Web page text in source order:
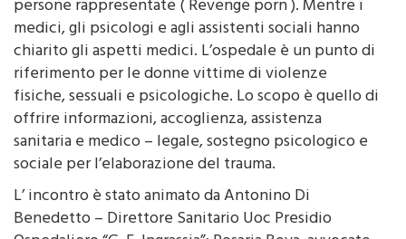
chiarito gli aspetti medici. L’ospedale è un punto di
riferimento per le donne vittime di violenze
fisiche, sessuali e psicologiche. Lo scopo è quello di
offrire informazioni, accoglienza, assistenza
sanitaria e medico – legale, sostegno psicologico e
sociale per l’elaborazione del trauma.
L’ incontro è stato animato da Antonino Di
Benedetto – Direttore Sanitario Uoc Presidio
Ospedaliero “G. F. Ingrassia”; Rosaria Bova, avvocato